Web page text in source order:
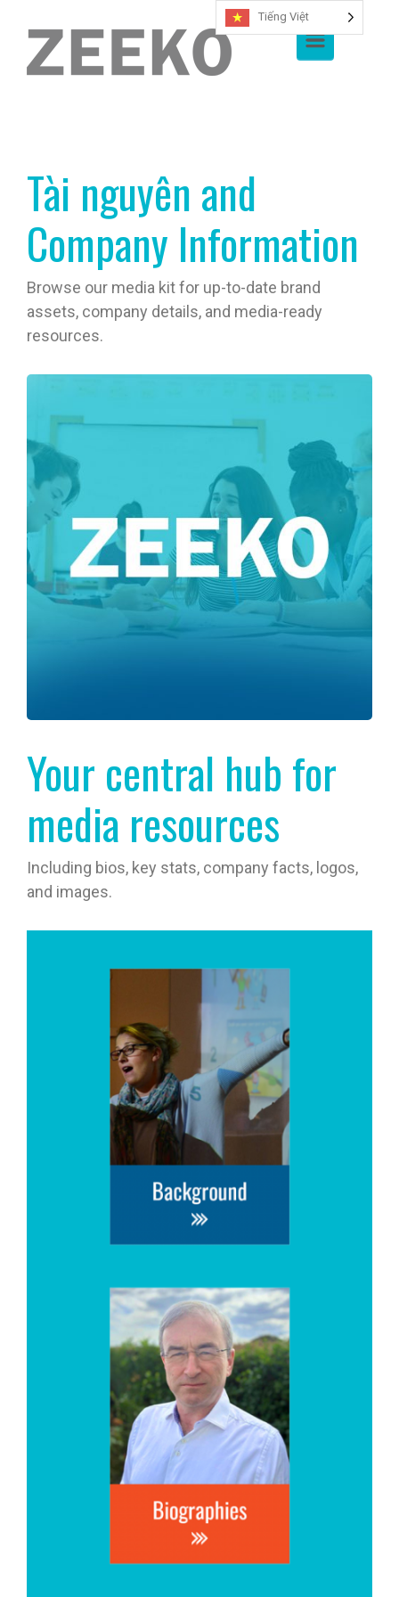
Tài nguyên and
Company Information
Browse our media kit for up-to-date brand
assets, company details, and media-ready
resources.
Your central hub for
media resources
Including bios, key stats, company facts, logos,
and images.
Tiếng Việt